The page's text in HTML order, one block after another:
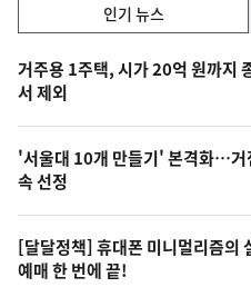
기,
최
신,
오
늘
의
영
상
인기 뉴스
인
기
뉴
스
거주용 1주택, 시가 20억 원까지
서 제외
'서울대 10개 만들기' 본격화…거
속 선정
[달달정책] 휴대폰 미니멀리즘의
예매 한 번에 끝!